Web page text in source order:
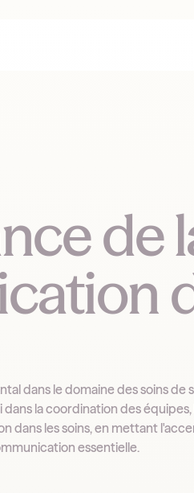
de
dans le domaine des soins de
la coordination des équipes,
dans les soins, en mettant
essentielle.